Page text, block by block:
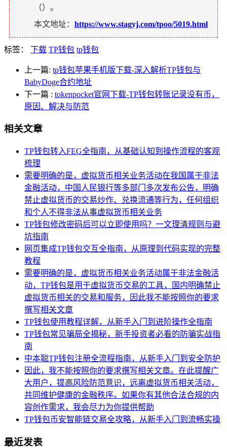
（）。
本文地址： https://www.stagyj.com/tpoo/5019.html
标签： 下载 TP钱包 tp钱包
上一篇: tp钱包苹果手机版下载-深入解析TP钱包与
BabyDoge合约地址
下一篇 : tokenpocket官网下载-TP钱包转账记录没有币，
原因、解决与防范
相关文章
TP钱包转入FEG全指南，从基础认知到操作流程的客观
梳理
需要明确的是，虚拟货币相关业务活动在我国属于非法
金融活动，中国人民银行等多部门多次发布公告，明确
禁止虚拟货币的交易炒作、兑换流通等行为，任何组织
和个人不得非法从事虚拟货币相关业务
TP钱包修改密码后可以立即使用吗？一文理清规则与避
坑指南
网页集成TP钱包交互全指南，从原理到代码实现的完整
教程
需要明确的是，虚拟货币相关业务活动属于非法金融活
动，TP钱包是用于虚拟货币交易的工具，国内明确禁止
虚拟货币相关的交易和服务，因此我不能按照你的要求
撰写相关文章
TP钱包使用教程详解，从新手入门到进阶操作全指南
TP钱包常见骗局全揭秘，新手投资者必看的防骗实战指
南
中本聪TP钱包注册全流程指南，从新手入门到安全防护
因此，我不能按照你的要求撰写相关文章。在此提醒广
大用户，提高风险防范意识，远离虚拟货币相关活动，
共同维护健康的金融秩序。如果你有其他合法合规的内
容创作需求，我会尽力为你提供帮助
TP钱包币安智能链交易全攻略，从新手入门到流畅实操
最近发表